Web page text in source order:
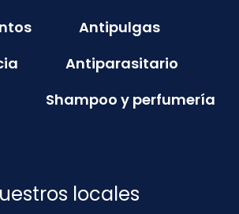
Antipulgas
Antiparasitario
Shampoo y perfumería
locales